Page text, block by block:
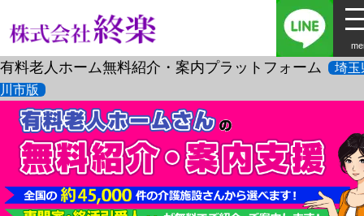
有料老人ホーム無料紹介・案内プラットフォーム
埼玉
川市版